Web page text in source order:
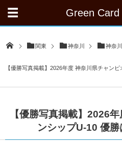
Green Card
関東 神奈川 神奈
【優勝写真掲載】2026年度 神奈川県チャン
【優勝写真掲載】2026
ンシップU-10 優勝